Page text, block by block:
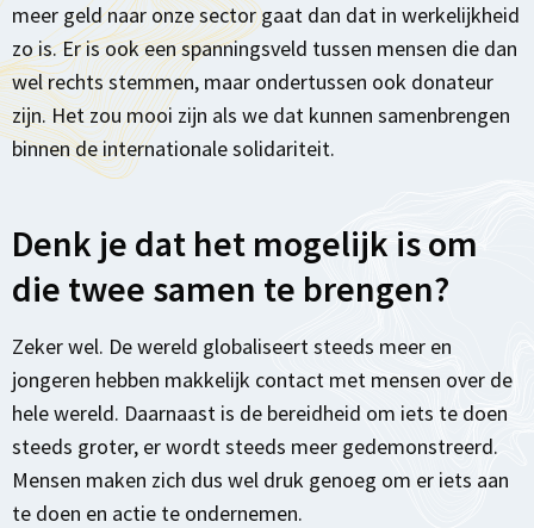
meer geld naar onze sector gaat dan dat in werkelijkheid
zo is. Er is ook een spanningsveld tussen mensen die dan
wel rechts stemmen, maar ondertussen ook donateur
zijn. Het zou mooi zijn als we dat kunnen samenbrengen
binnen de internationale solidariteit.
Denk je dat het mogelijk is om
die twee samen te brengen?
Zeker wel. De wereld globaliseert steeds meer en
jongeren hebben makkelijk contact met mensen over de
hele wereld. Daarnaast is de bereidheid om iets te doen
steeds groter, er wordt steeds meer gedemonstreerd.
Mensen maken zich dus wel druk genoeg om er iets aan
te doen en actie te ondernemen.